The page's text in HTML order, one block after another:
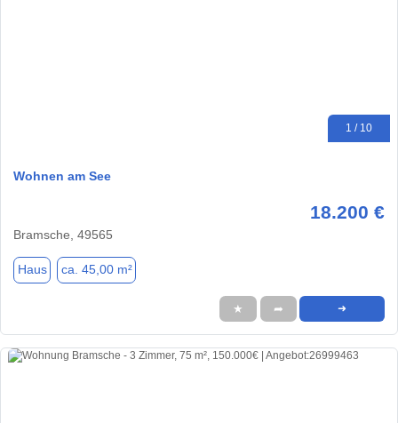
1 / 10
Wohnen am See
18.200 €
Bramsche, 49565
Haus ca. 45,00 m²
★ ➦ ➜